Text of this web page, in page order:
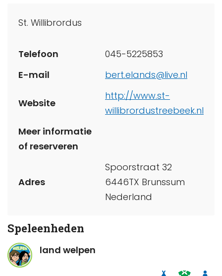
St. Willibrordus
Telefoon
045-5225853
E-mail
bert.elands@live.nl
Website
http://www.st-
willibrordustreebeek.nl
Meer informatie
of reserveren
Adres
Spoorstraat 32
6446TX Brunssum
Nederland
Speleenheden
land welpen